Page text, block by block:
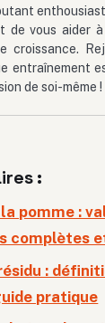
de vous aider
croissance.
entraînement
de soi-même !
:
pomme :
complètes
:
pratique